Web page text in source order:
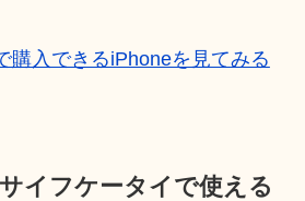
購入できるiPhoneを見てみる
イフケータイで使える